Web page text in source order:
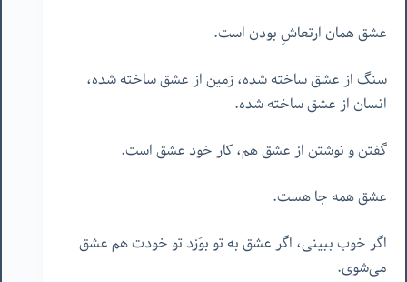
عشق همان ارتعاشِ بودن است.
سنگ از عشق ساخته شده، زمین از عشق ساخته شده،
انسان از عشق ساخته شده.
گفتن و نوشتن از عشق هم، کار خود عشق است.
عشق همه جا هست.
اگر خوب ببینی، اگر عشق به تو بوَزد تو خودت هم عشق
می‌شوی.